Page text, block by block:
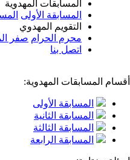
المسابقات المهدوية
المسابقة الأولى
التقويم المهدوي
محرم الحرام صفر
اتصل بنا
أقسام المسابقات المهدوية:
المسابقة الأولى
المسابقة الثانية
المسابقة الثالثة
المسابقة الرابعة